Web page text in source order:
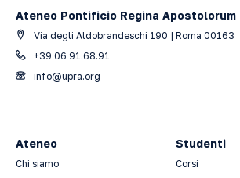
Ateneo Pontificio Regina Apostolorum
Via degli Aldobrandeschi 190 | Roma 00163
+39 06 91.68.91
info@upra.org
Ateneo
Chi siamo
Studenti
Corsi